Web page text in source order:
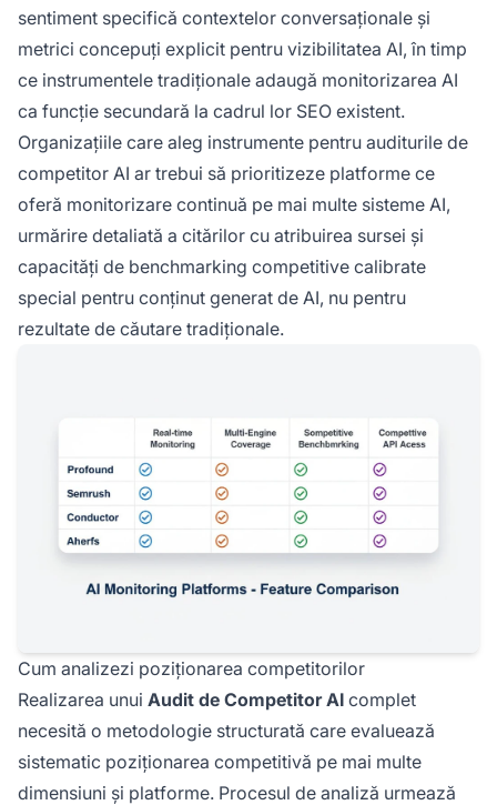
sentiment specifică contextelor conversaționale și
metrici concepuți explicit pentru vizibilitatea AI, în timp
ce instrumentele tradiționale adaugă monitorizarea AI
ca funcție secundară la cadrul lor SEO existent.
Organizațiile care aleg instrumente pentru auditurile de
competitor AI ar trebui să prioritizeze platforme ce
oferă monitorizare continuă pe mai multe sisteme AI,
urmărire detaliată a citărilor cu atribuirea sursei și
capacități de benchmarking competitive calibrate
special pentru conținut generat de AI, nu pentru
rezultate de căutare tradiționale.
Cum analizezi poziționarea competitorilor
Realizarea unui Audit de Competitor AI complet
necesită o metodologie structurată care evaluează
sistematic poziționarea competitivă pe mai multe
dimensiuni și platforme. Procesul de analiză urmează